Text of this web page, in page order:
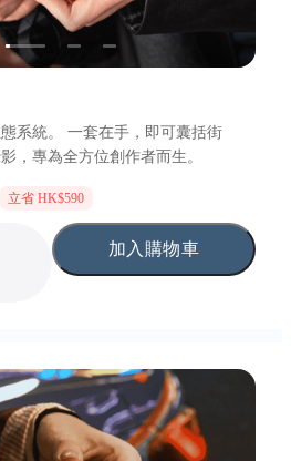
系統。 一套在手，即可囊括街
，專為全方位創作者而生。
立省 HK$590
加入購物車